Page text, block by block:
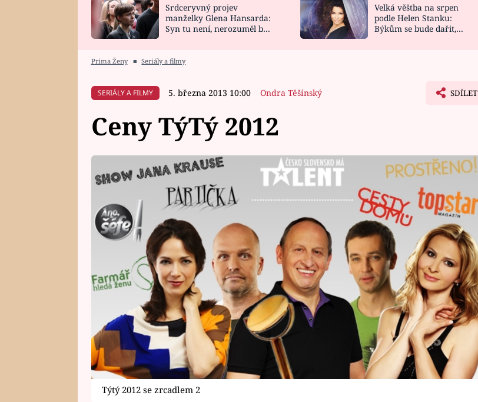
HOROSKOP NA
CELEBRITY
VAŘENÍ
NOVINKY
VIDEORECEPTY
Srdceryvný projev
manželky Glena Hansarda:
Syn tu není, nerozuměl by
Velká věštba na srpen
podle Helen Stanku:
Býkům se bude dařit,
Prima Ženy ■ Seriály a filmy
SERIÁLY A FILMY 5. března 2013 10:00 Ondra Těšínský SDÍLET
Ceny TýTý 2012
Týtý 2012 se zrcadlem 2